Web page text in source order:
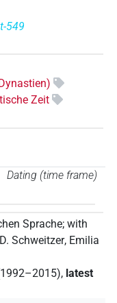
549
Zeit
Dating (time frame)
Sprache; with
Schweitzer, Emilia
, latest